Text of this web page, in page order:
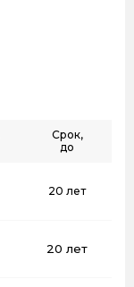
Срок,
до
20 лет
20 лет